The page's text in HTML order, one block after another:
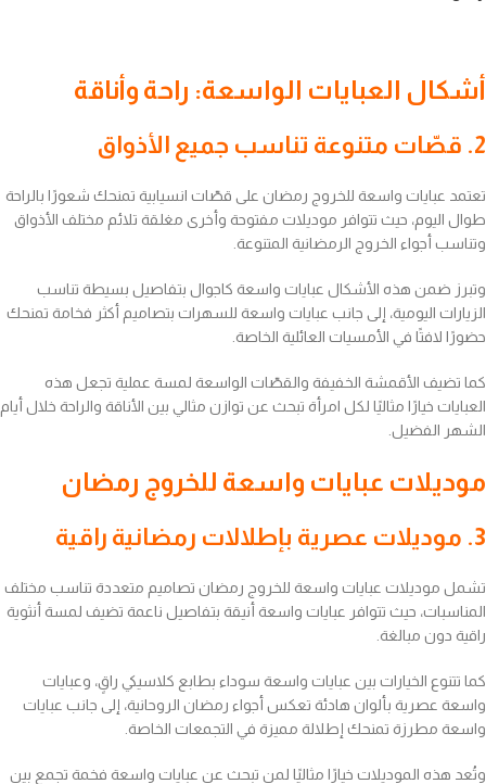
أشكال العبايات الواسعة: راحة وأناقة
2. قصّات متنوعة تناسب جميع الأذواق
تعتمد عبايات واسعة للخروج رمضان على قصّات انسيابية تمنحك شعورًا بالراحة
طوال اليوم، حيث تتوافر موديلات مفتوحة وأخرى مغلقة تلائم مختلف الأذواق
وتناسب أجواء الخروج الرمضانية المتنوعة.
وتبرز ضمن هذه الأشكال عبايات واسعة كاجوال بتفاصيل بسيطة تناسب
الزيارات اليومية، إلى جانب عبايات واسعة للسهرات بتصاميم أكثر فخامة تمنحك
حضورًا لافتًا في الأمسيات العائلية الخاصة.
كما تضيف الأقمشة الخفيفة والقصّات الواسعة لمسة عملية تجعل هذه
العبايات خيارًا مثاليًا لكل امرأة تبحث عن توازن مثالي بين الأناقة والراحة خلال أيام
الشهر الفضيل.
موديلات عبايات واسعة للخروج رمضان
3. موديلات عصرية بإطلالات رمضانية راقية
تشمل موديلات عبايات واسعة للخروج رمضان تصاميم متعددة تناسب مختلف
المناسبات، حيث تتوافر عبايات واسعة أنيقة بتفاصيل ناعمة تضيف لمسة أنثوية
راقية دون مبالغة.
كما تتنوع الخيارات بين عبايات واسعة سوداء بطابع كلاسيكي راقٍ، وعبايات
واسعة عصرية بألوان هادئة تعكس أجواء رمضان الروحانية، إلى جانب عبايات
واسعة مطرزة تمنحك إطلالة مميزة في التجمعات الخاصة.
وتُعد هذه الموديلات خيارًا مثاليًا لمن تبحث عن عبايات واسعة فخمة تجمع بين